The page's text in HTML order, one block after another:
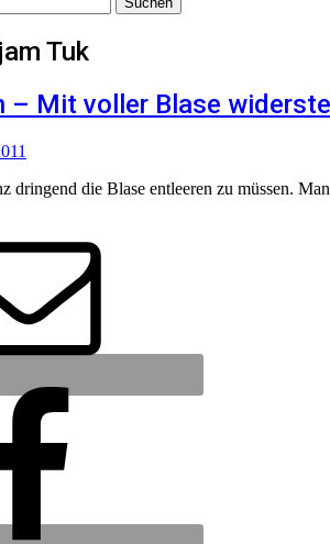
Tuk
– Mit voller Blase
dringend die Blase entleeren zu müssen.